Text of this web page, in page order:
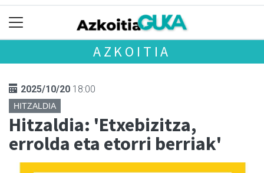
AZKOITIA
2025/10/20 18:00
HITZALDIA
Hitzaldia: 'Etxebizitza,
errolda eta etorri berriak'